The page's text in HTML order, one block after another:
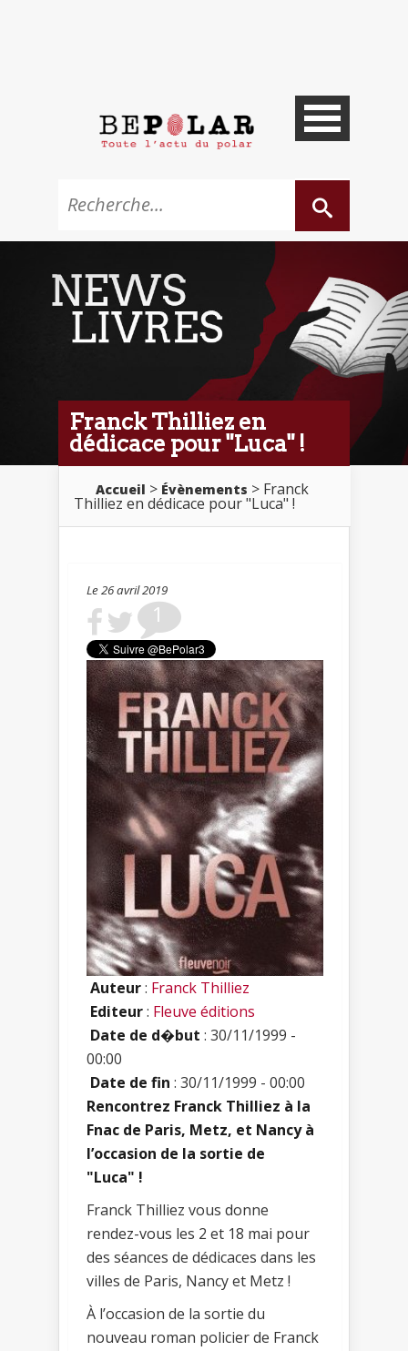
Franck Thilliez en
dédicace pour "Luca" !
Accueil > Évènements > Franck
Thilliez en dédicace pour "Luca" !
Le 26 avril 2019
1
Auteur: Franck Thilliez
Editeur: Fleuve éditions
Date de d�but : 30/11/1999 -
00:00
Date de fin : 30/11/1999 - 00:00
Rencontrez Franck Thilliez à la
Fnac de Paris, Metz, et Nancy à
l’occasion de la sortie de
"Luca" !
Franck Thilliez vous donne
rendez-vous les 2 et 18 mai pour
des séances de dédicaces dans les
villes de Paris, Nancy et Metz !
À l’occasion de la sortie du
nouveau roman policier de Franck